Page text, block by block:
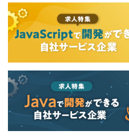
・Value-upチーム：プロダクト
・AIチーム：AIを活用したプロダ
各チームには、フロントエンド
PdM などの職能メンバーが所属
クトを立ち上げながら開発を進